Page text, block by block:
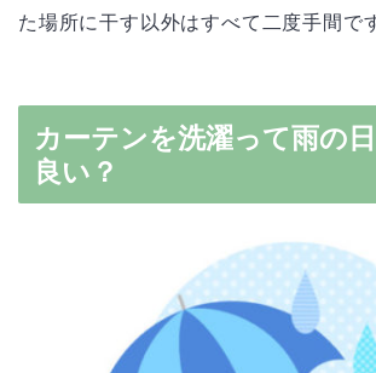
た場所に干す以外はすべて二度手間で
カーテンを洗濯って雨の
良い？